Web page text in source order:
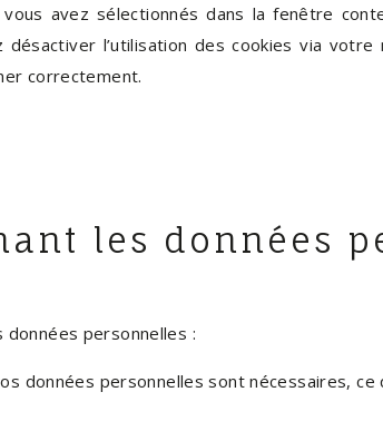
avez sélectionnés dans la fenêtre
l’utilisation des cookies via
correctement.
les données
personnelles :
données personnelles sont nécessaires,